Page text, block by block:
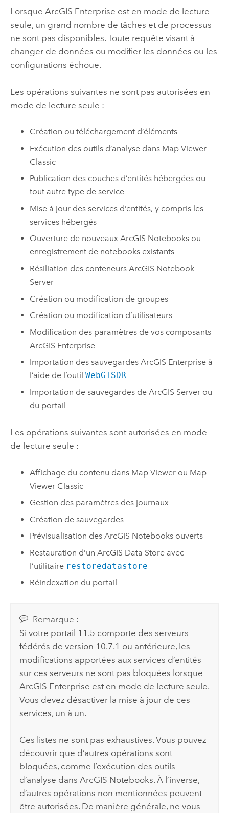
Lorsque ArcGIS Enterprise est en mode de lecture
seule, un grand nombre de tâches et de processus
ne sont pas disponibles. Toute requête visant à
changer de données ou modifier les données ou les
configurations échoue.
Les opérations suivantes ne sont pas autorisées en
mode de lecture seule :
Création ou téléchargement d’éléments
Exécution des outils d’analyse dans Map Viewer
Classic
Publication des couches d’entités hébergées ou
tout autre type de service
Mise à jour des services d’entités, y compris les
services hébergés
Ouverture de nouveauxArcGIS Notebooks ou
enregistrement de notebooks existants
Résiliation des conteneursArcGIS Notebook
Server
Création ou modification de groupes
Création ou modification d’utilisateurs
Modification des paramètres de vos composants
ArcGIS Enterprise
Importation des sauvegardesArcGIS Enterprise à
l’aide de l’outilWebGISDR
Importation de sauvegardes deArcGIS Server ou
du portail
Les opérations suivantes sont autorisées en mode
de lecture seule :
Affichage du contenu dans Map Viewer ou Map
Viewer Classic
Gestion des paramètres des journaux
Création de sauvegardes
Prévisualisation desArcGIS Notebooks ouverts
Restauration d’unArcGIS Data Store avec
l’utilitaire restoredatastore
Réindexation du portail
Remarque :
Si votre portail 11.5 comporte des serveurs
fédérés de version 10.7.1 ou antérieure, les
modifications apportées aux services d’entités
sur ces serveurs ne sont pas bloquées lorsque
ArcGIS Enterprise est en mode de lecture seule.
Vous devez désactiver la mise à jour de ces
services, un à un.
Ces listes ne sont pas exhaustives. Vous pouvez
découvrir que d’autres opérations sont
bloquées, comme l’exécution des outils
d’analyse dansArcGIS Notebooks. À l’inverse,
d’autres opérations non mentionnées peuvent
être autorisées. De manière générale, ne vous